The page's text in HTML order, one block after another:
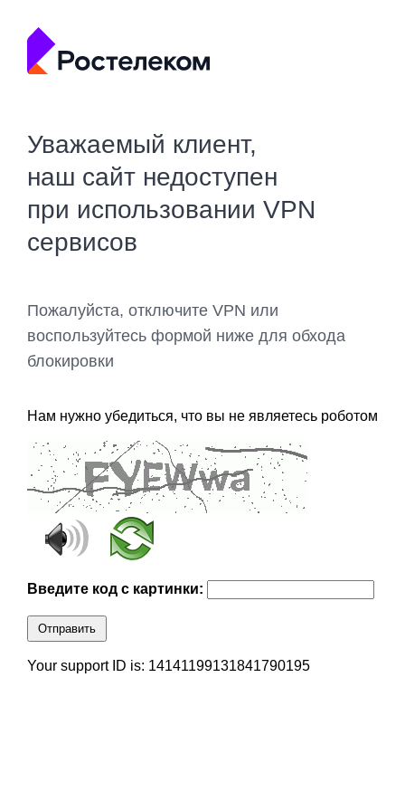
Уважаемый клиент,
наш сайт недоступен
при использовании VPN
сервисов
Пожалуйста, отключите VPN или
воспользуйтесь формой ниже для обхода
блокировки
Нам нужно убедиться, что вы не являетесь роботом
Введите код с картинки:
Отправить
Your support ID is: 14141199131841790195